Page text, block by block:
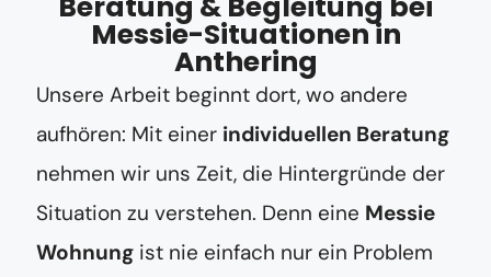
Messie-Situationen in
Anthering
Unsere Arbeit beginnt dort, wo andere
aufhören: Mit einer individuellen Beratung
nehmen wir uns Zeit, die Hintergründe der
Situation zu verstehen. Denn eine Messie
Wohnung ist nie einfach nur ein Problem